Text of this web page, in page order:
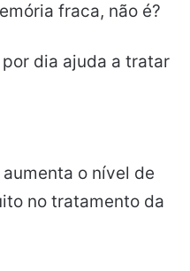
fraca, não é?
dia ajuda a tratar
o nível de
no tratamento da